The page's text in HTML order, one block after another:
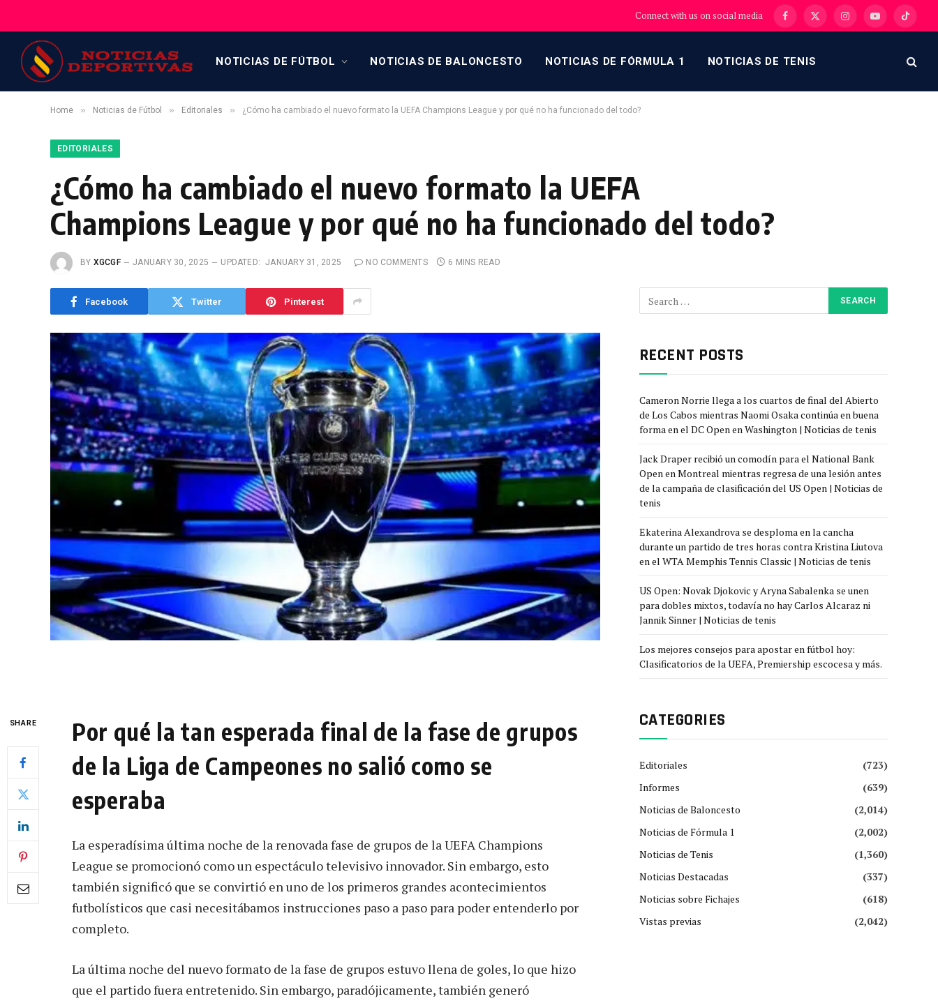
Connect with us on social media Facebook
X
InstagramYouTubeTikTok
NOTICIAS DE FÚTBOL NOTICIAS DE BALONCESTO NOTICIAS DE FÓRMULA 1 NOTICIAS DE TENIS
Home » Noticias de Fútbol » Editoriales » ¿Cómo ha cambiado el nuevo formato la UEFA Champions League y por qué no ha funcionado del todo?
EDITORIALES
¿Cómo ha cambiado el nuevo formato la UEFA
Champions League y por qué no ha funcionado del todo?
BY XGCGF JANUARY 30, 2025 UPDATED: JANUARY 31, 2025 NO COMMENTS 6 MINS READ
Facebook Twitter Pinterest
SHARE
Por qué la tan esperada final de la fase de grupos
de la Liga de Campeones no salió como se
esperaba
La esperadísima última noche de la renovada fase de grupos de la UEFA Champions
League se promocionó como un espectáculo televisivo innovador. Sin embargo, esto
también significó que se convirtió en uno de los primeros grandes acontecimientos
futbolísticos que casi necesitábamos instrucciones paso a paso para poder entenderlo por
completo.
La última noche del nuevo formato de la fase de grupos estuvo llena de goles, lo que hizo
que el partido fuera entretenido. Sin embargo, paradójicamente, también generó
RECENT POSTS
Cameron Norrie llega a los cuartos de final del Abierto
de Los Cabos mientras Naomi Osaka continúa en buena
forma en el DC Open en Washington | Noticias de tenis
Jack Draper recibió un comodín para el National Bank
Open en Montreal mientras regresa de una lesión antes
de la campaña de clasificación del US Open | Noticias de
tenis
Ekaterina Alexandrova se desploma en la cancha
durante un partido de tres horas contra Kristina Liutova
en el WTA Memphis Tennis Classic | Noticias de tenis
US Open: Novak Djokovic y Aryna Sabalenka se unen
para dobles mixtos, todavía no hay Carlos Alcaraz ni
Jannik Sinner | Noticias de tenis
Los mejores consejos para apostar en fútbol hoy:
Clasificatorios de la UEFA, Premiership escocesa y más.
CATEGORIES
Editoriales
(723)
Informes
(639)
Noticias de Baloncesto
(2,014)
Noticias de Fórmula 1
(2,002)
Noticias de Tenis
(1,360)
Noticias Destacadas
(337)
Noticias sobre Fichajes
(618)
Vistas previas
(2,042)